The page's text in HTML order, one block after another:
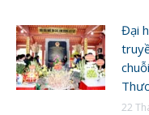
Đại
22